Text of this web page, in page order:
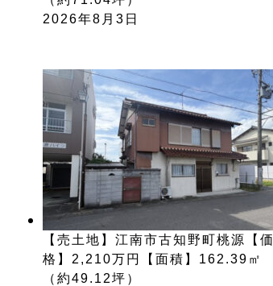
2026年8月3日
【売土地】江南市古知野町桃源【価
格】2,210万円【面積】162.39㎡
（約49.12坪）